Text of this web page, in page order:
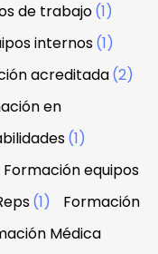
de trabajo(1)
internos(1)
acreditada(2)
en
(1)
Formación equipos
(1)
Formación
Médica